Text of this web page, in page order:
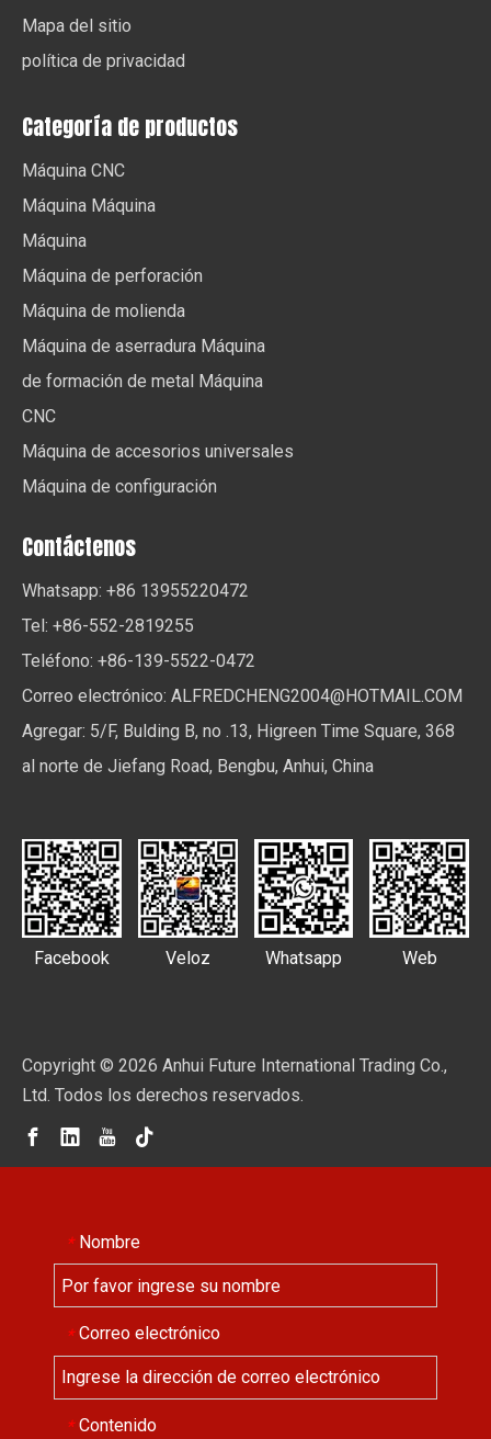
Mapa del sitio
política de privacidad
Categoría de productos
Máquina CNC
Máquina Máquina
Máquina
Máquina de perforación
Máquina de molienda
Máquina de aserradura Máquina
de formación de metal Máquina
CNC
Máquina de accesorios universales
Máquina de configuración
Contáctenos
Whatsapp: +86 13955220472
Tel: +86-552-2819255
Teléfono: +86-139-5522-0472
Correo electrónico: ALFREDCHENG2004@HOTMAIL.COM
Agregar: 5/F, Bulding B, no .13, Higreen Time Square, 368
al norte de Jiefang Road, Bengbu, Anhui, China
Facebook Veloz Whatsapp Web
Copyright © 2026 Anhui Future International Trading Co.,
Ltd. Todos los derechos reservados.
* Nombre
* Correo electrónico
* Contenido